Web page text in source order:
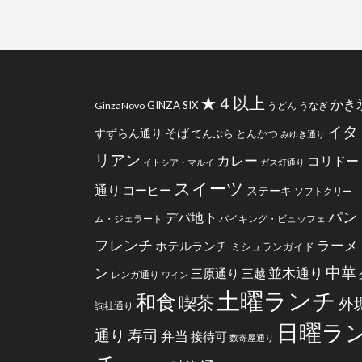
GinzaNovo GINZA SIX ★４以上 うどん うなぎ かき
すずらん通り そばてんぷら とんかつ みゆき通り イタ
リアン イトシア・マルイ カレー ガス灯通り コリドー
通り コーヒー スイーツ ステーキ ソフトクリー
ム・ジェラート デパ地下 バイキング・ビュッフェ パン
フレンチ ホテルランチ ミシュランガイド ラーメ
ン レンガ通り ワイン 三原通り 三越 並木通り 中華
詢社通り 和食喫茶 土曜ランチ 外
通り 寿司 弁当 接待可 数寄屋通り
日曜ラ